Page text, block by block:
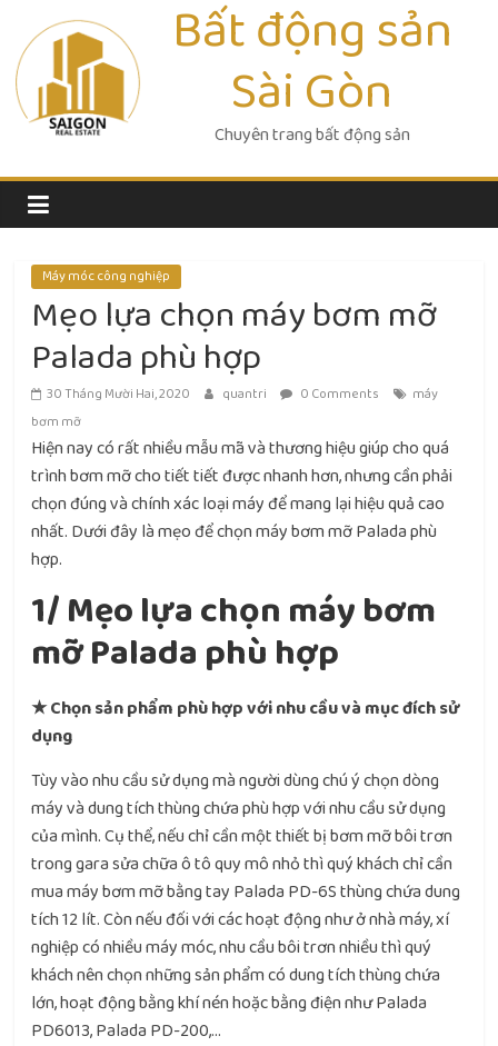
content
Bất động sản
Sài Gòn
Chuyên trang bất động sản
Máy móc công nghiệp
Mẹo lựa chọn máy bơm mỡ
Palada phù hợp
30 Tháng Mười Hai, 2020 quantri 0 Comments
máy
bơm mỡ
Hiện nay có rất nhiều mẫu mã và thương hiệu giúp cho quá
trình bơm mỡ cho tiết tiết được nhanh hơn, nhưng cần phải
chọn đúng và chính xác loại máy để mang lại hiệu quả cao
nhất. Dưới đây là mẹo để chọn máy bơm mỡ Palada phù
hợp.
1/ Mẹo lựa chọn máy bơm
mỡ Palada phù hợp
★ Chọn sản phẩm phù hợp với nhu cầu và mục đích sử
dụng
Tùy vào nhu cầu sử dụng mà người dùng chú ý chọn dòng
máy và dung tích thùng chứa phù hợp với nhu cầu sử dụng
của mình. Cụ thể, nếu chỉ cần một thiết bị bơm mỡ bôi trơn
trong gara sửa chữa ô tô quy mô nhỏ thì quý khách chỉ cần
mua máy bơm mỡ bằng tay Palada PD-6S thùng chứa dung
tích 12 lít. Còn nếu đối với các hoạt động như ở nhà máy, xí
nghiệp có nhiều máy móc, nhu cầu bôi trơn nhiều thì quý
khách nên chọn những sản phẩm có dung tích thùng chứa
lớn, hoạt động bằng khí nén hoặc bằng điện như Palada
PD6013, Palada PD-200,…